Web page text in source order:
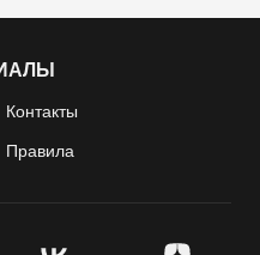
Контакты
Правила